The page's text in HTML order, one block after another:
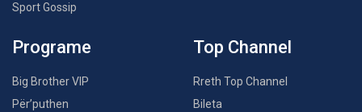
Sport Gossip
Programe
Big Brother VIP
Për’puthen
Top Channel
Rreth Top Channel
Bileta